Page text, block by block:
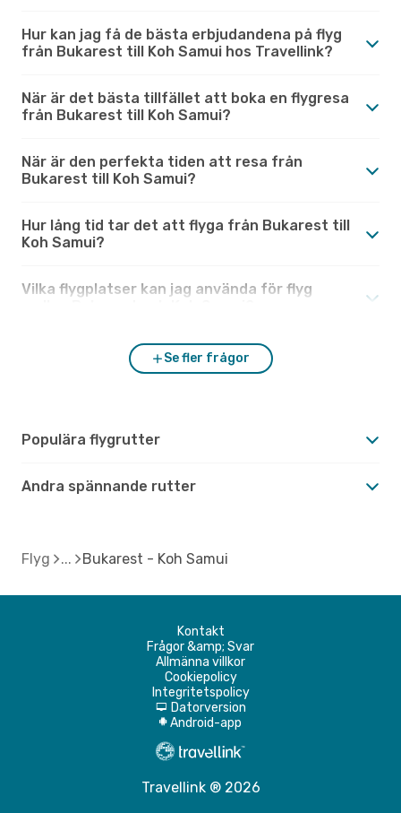
Hur kan jag få de bästa erbjudandena på flyg
från Bukarest till Koh Samui hos Travellink?
När är det bästa tillfället att boka en flygresa
från Bukarest till Koh Samui?
När är den perfekta tiden att resa från
Bukarest till Koh Samui?
Hur lång tid tar det att flyga från Bukarest till
Koh Samui?
Vilka flygplatser kan jag använda för flyg
Se fler frågor
Populära flygrutter
Andra spännande rutter
Flyg Bukarest - Koh Samui
Kontakt
Frågor &amp; Svar
Allmänna villkor
Cookiepolicy
Integritetspolicy
d Datorversion
A Android-app
Travellink ® 2026